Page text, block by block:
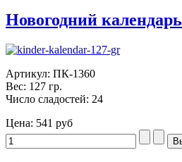
Новогодний календарь
Артикул: ПК-1360
Вес: 127 гр.
Число сладостей: 24
Цена: 541 руб